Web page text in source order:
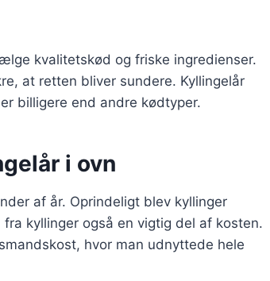
kvalitetskød og friske ingredienser.
at retten bliver sundere. Kyllingelår
billigere end andre kødtyper.
i ovn
af år. Oprindeligt blev kyllinger
kyllinger også en vigtig del af kosten.
hvor man udnyttede hele